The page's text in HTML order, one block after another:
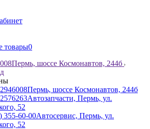
товары0
Пермь, шоссе Космонавтов, 244б
Пермь, шоссе Космонавтов, 244б
Автозапчасти, Пермь, ул.
52
355-60-00Автосервис, Пермь, ул.
52